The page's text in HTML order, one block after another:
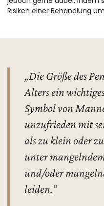
Risiken einer Behandlung
„Die Größe des
Alters ein
Symbol von
unzufrieden mit
als zu klein oder
unter
und/oder
leiden.“